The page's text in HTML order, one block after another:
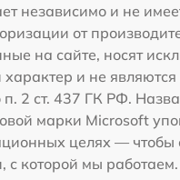
независимо и не
от
на сайте, носят
и не
п. 2 ст. 437 ГК РФ.
марки Microsoft
целях — чтобы
с которой мы